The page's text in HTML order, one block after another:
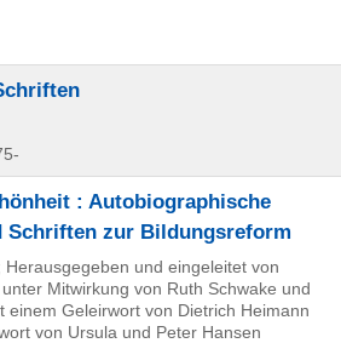
: Autobiographische
Schriften zur Bildungsreform
und eingeleitet von
Mitwirkung von Ruth Schwake und
einem Geleirwort von Dietrich Heimann
von Ursula und Peter Hansen